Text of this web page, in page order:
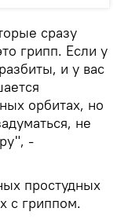
сразу
грипп. Если у
и у вас
орбитах, но
не
-
простудных
с гриппом.